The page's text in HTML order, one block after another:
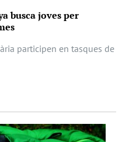
busca joves per
participen en tasques de